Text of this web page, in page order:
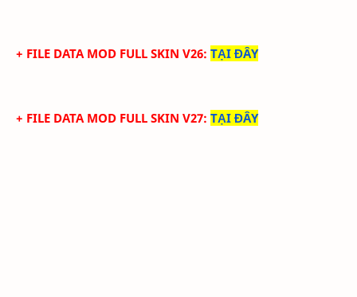
+ FILE DATA MOD FULL SKIN V26: TẠI ĐÂY
+ FILE DATA MOD FULL SKIN V27: TẠI ĐÂY